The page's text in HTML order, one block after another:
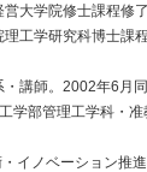
大学院修士課程修了
工学研究科博士課
講師。2002年6月同
学部管理工学科・
イノベーション推